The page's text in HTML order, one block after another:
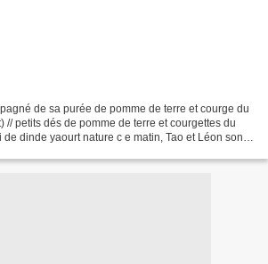
de sa purée de pomme de terre et courge du
// petits dés de pomme de terre et courgettes du
dinde yaourt nature c e matin, Tao et Léon sont